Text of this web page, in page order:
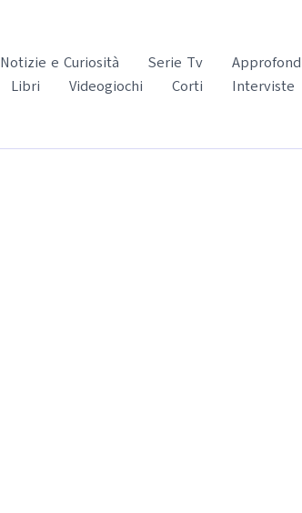
Notizie e Curiosità Serie Tv
Libri Videogiochi Corti Interviste